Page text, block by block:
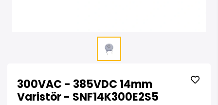
300VAC - 385VDC 14mm
Varistör - SNF14K300E2S5